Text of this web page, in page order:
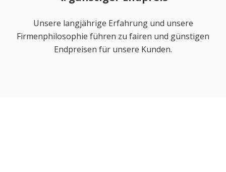
Unsere langjährige Erfahrung und unsere
Firmenphilosophie führen zu fairen und günstigen
Endpreisen für unsere Kunden.